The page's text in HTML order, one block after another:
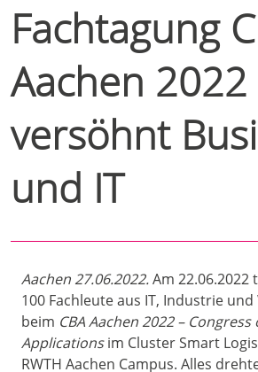
Fachtagung
Aachen 2022
versöhnt
und IT
Aachen 27.06.2022.Am
100 Fachleute aus IT, Industrie
beim CBA Aachen 2022 –
Applicationsim Cluster Smart
RWTH Aachen Campus. Alles